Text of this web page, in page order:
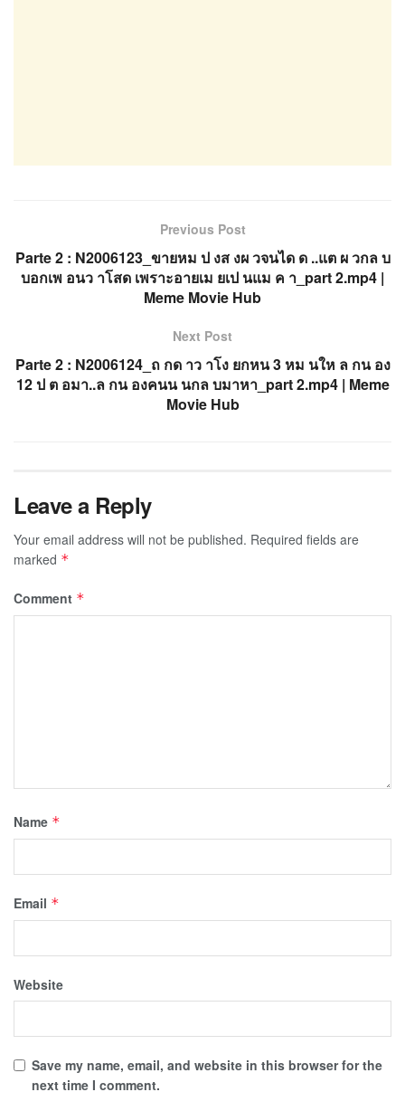
Previous Post
Parte 2 : N2006123_ขายหม ป งส งผ วจนได ด ..แต ผ วกล บ
บอกเพ อนว าโสด เพราะอายเม ยเป นแม ค า_part 2.mp4 |
Meme Movie Hub
Next Post
Parte 2 : N2006124_ถ กด าว าโง ยกหน 3 หม นให ล กน อง
12 ป ต อมา..ล กน องคนน นกล บมาหา_part 2.mp4 | Meme
Movie Hub
Leave a Reply
Your email address will not be published. Required fields are
marked *
Comment *
Name *
Email *
Website
Save my name, email, and website in this browser for the
next time I comment.